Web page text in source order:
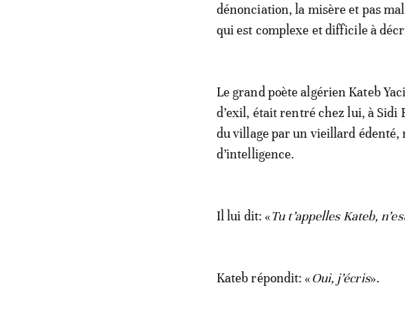
dénonciation, la misère et pas
qui est complexe et difficile à
Le grand poète algérien Kateb
d’exil, était rentré chez lui, à Sidi
du village par un vieillard édenté,
d’intelligence.
Il lui dit: «Tu t’appelles Kateb,
Kateb répondit: «Oui, j’écris».